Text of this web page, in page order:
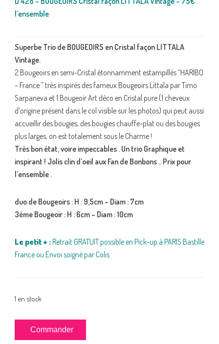
l’ensemble
Superbe Trio de BOUGEOIRS en Cristal façon LITTALA
Vintage.
2 Bougeoirs en semi-Cristal étonnamment estampillés “HARIBO
– France ” très inspirés des fameux Bougeoirs Littala par Timo
Sarpaneva et 1 Bougeoir Art déco en Cristal pure (1 cheveux
d’origine présent dans le col visible sur les photos) qui peut aussi
accueillir des bougies, des bougies chauffe-plat ou des bougies
plus larges, on est totalement sous le Charme !
Très bon état, voire impeccables . Un trio Graphique et
inspirant ! Jolis clin d’oeil aux Fan de Bonbons .. Prix pour
l’ensemble .
duo de Bougeoirs : H : 9,5cm – Diam : 7cm
3ème Bougeoir : H : 6cm – Diam : 10cm
Le petit + :Retrait GRATUIT possible en Pick-up à PARIS Bastille
France ou Envoi soigné par Colis
1 en stock
quantité
de
Commander